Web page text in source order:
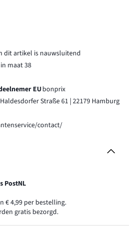
dit artikel is nauwsluitend
maat 38
EUbonprix
Straße 61 | 22179 Hamburg
contact/
PostNL
€ 4,99 per bestelling.
gratis bezorgd.